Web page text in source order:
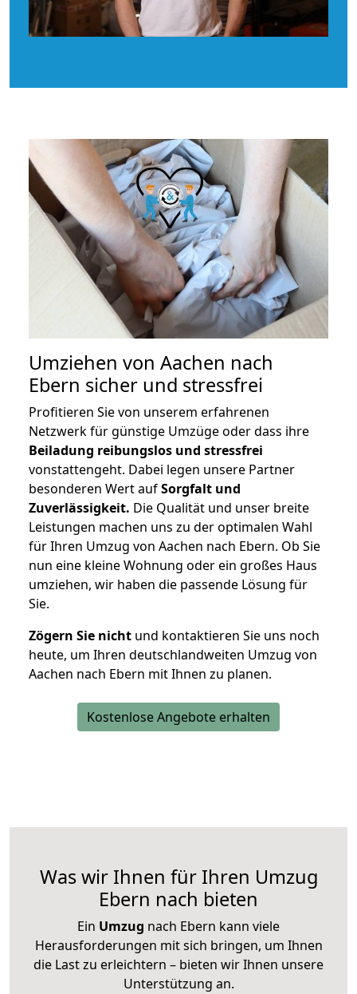
Umziehen von Aachen nach
Ebern sicher und stressfrei
Profitieren Sie von unserem erfahrenen
Netzwerk für günstige Umzüge oder dass ihre
Beiladung reibungslos und stressfrei
vonstattengeht. Dabei legen unsere Partner
besonderen Wert aufSorgfalt und
Zuverlässigkeit. Die Qualität und unser breite
Leistungen machen uns zu der optimalen Wahl
für Ihren Umzug von Aachen nach Ebern. Ob Sie
nun eine kleine Wohnung oder ein großes Haus
umziehen, wir haben die passende Lösung für
Sie.
Zögern Sie nicht und kontaktieren Sie uns noch
heute, um Ihren deutschlandweiten Umzug von
Aachen nach Ebern mit Ihnen zu planen.
Kostenlose Angebote erhalten
Was wir Ihnen für Ihren Umzug
Ebern nach bieten
Ein Umzug nach Ebern kann viele
Herausforderungen mit sich bringen, um Ihnen
die Last zu erleichtern – bieten wir Ihnen unsere
Unterstützung an.